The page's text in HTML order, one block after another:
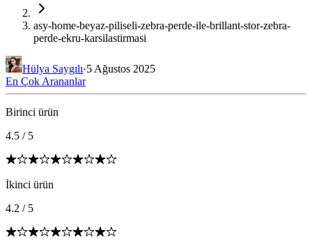
asy-home-beyaz-piliseli-zebra-perde-ile-brillant-stor-zebra-
perde-ekru-karsilastirmasi
Hülya Saygılı·5 Ağustos 2025
En Çok Arananlar
Birinci ürün
4.5 / 5
İkinci ürün
4.2 / 5